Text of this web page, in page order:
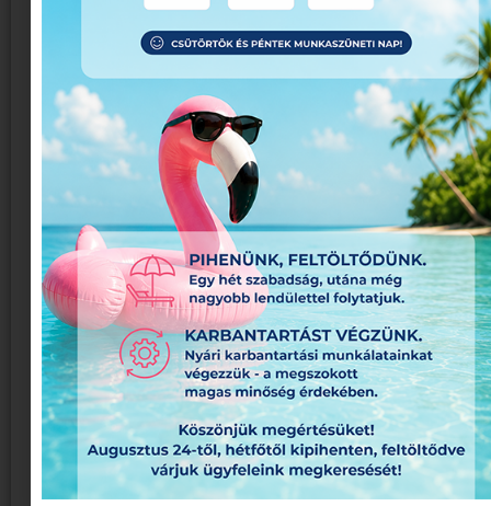
Az Europrinting több mint negyedszázada
dolgozik azon, hogy ügyfelei számára ne
egyszerűen nyomtatást, hanem komplett
nyomdai megoldásokat biztosítson.
Közel ötven munkatársunk, korszerű gépparkunk
és több ezer sikeresen megvalósított projekt
jelenti azt a szakmai hátteret, amelyre ügyfeleink
hosszú távon is számíthatnak.
Egy beruházás, amely a jövőt szolgálja
Az Oryx 2 beszerzése nem egy egyszeri fejlesztés
volt, hanem egy hosszú távú stratégiai döntés.
Célunk az volt, hogy tovább növeljük gyártási
kapacitásunkat, bővítsük szolgáltatásainkat, és
még gyorsabban tudjunk alkalmazkodni